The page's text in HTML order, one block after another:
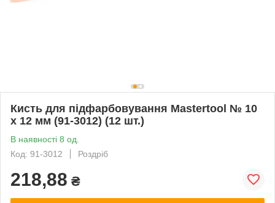
Кисть для підфарбовування Mastertool № 10
x 12 мм (91-3012) (12 шт.)
В наявності 8 од.
Код: 91-3012
Роздріб
218,88 ₴